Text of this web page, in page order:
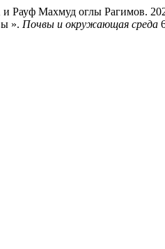
Рауф Махмуд оглы Рагимов.
». Почвы и окружающая среда